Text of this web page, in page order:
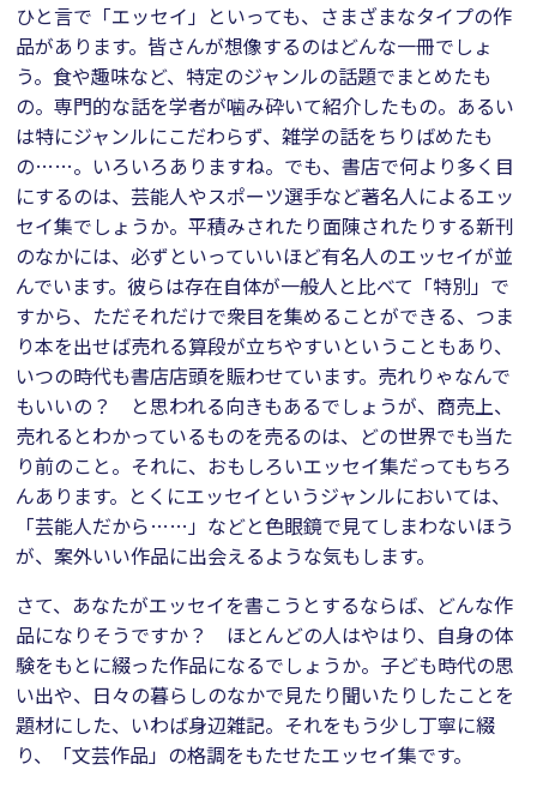
ひと言で「エッセイ」といっても、さまざまなタイプの作
品があります。皆さんが想像するのはどんな一冊でしょ
う。食や趣味など、特定のジャンルの話題でまとめたも
の。専門的な話を学者が噛み砕いて紹介したもの。あるい
は特にジャンルにこだわらず、雑学の話をちりばめたも
の……。いろいろありますね。でも、書店で何より多く目
にするのは、芸能人やスポーツ選手など著名人によるエッ
セイ集でしょうか。平積みされたり面陳されたりする新刊
のなかには、必ずといっていいほど有名人のエッセイが並
んでいます。彼らは存在自体が一般人と比べて「特別」で
すから、ただそれだけで衆目を集めることができる、つま
り本を出せば売れる算段が立ちやすいということもあり、
いつの時代も書店店頭を賑わせています。売れりゃなんで
もいいの？ と思われる向きもあるでしょうが、商売上、
売れるとわかっているものを売るのは、どの世界でも当た
り前のこと。それに、おもしろいエッセイ集だってもちろ
んあります。とくにエッセイというジャンルにおいては、
「芸能人だから……」などと色眼鏡で見てしまわないほう
が、案外いい作品に出会えるような気もします。
さて、あなたがエッセイを書こうとするならば、どんな作
品になりそうですか？ ほとんどの人はやはり、自身の体
験をもとに綴った作品になるでしょうか。子ども時代の思
い出や、日々の暮らしのなかで見たり聞いたりしたことを
題材にした、いわば身辺雑記。それをもう少し丁寧に綴
り、「文芸作品」の格調をもたせたエッセイ集です。